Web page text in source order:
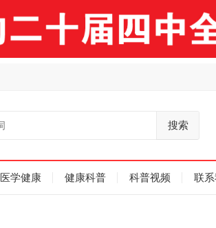
搜索
医学健康 健康科普 科普视频 联